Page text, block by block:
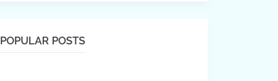
POPULAR POSTS